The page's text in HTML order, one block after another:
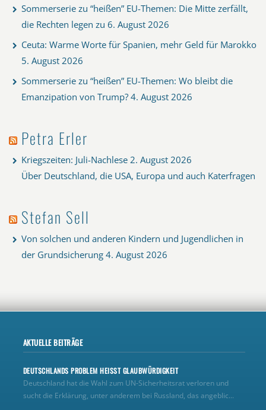
Sommerserie zu “heißen” EU-Themen: Die Mitte zerfällt,
die Rechten legen zu 6. August 2026
Ceuta: Warme Worte für Spanien, mehr Geld für Marokko
5. August 2026
Sommerserie zu “heißen” EU-Themen: Wo bleibt die
Emanzipation von Trump? 4. August 2026
Petra Erler
Kriegszeiten: Juli-Nachlese 2. August 2026
Über Deutschland, die USA, Europa und auch Katerfragen
Stefan Sell
Von solchen und anderen Kindern und Jugendlichen in
der Grundsicherung 4. August 2026
AKTUELLE BEITRÄGE
DEUTSCHLANDS PROBLEM HEISST GLAUBWÜRDIGKEIT
Deutschland hat die Wahl zum UN‑Sicherheitsrat verloren und
sucht die Erklärung, unter anderem bei Russland, das angeblic...